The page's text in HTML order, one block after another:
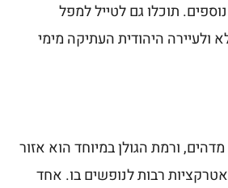
תוכלו גם לטייל למפל
ולעיירה היהודית העתיקה מימי
ורמת הגולן במיוחד הוא אזור
רבות לנופשים בו. אחד